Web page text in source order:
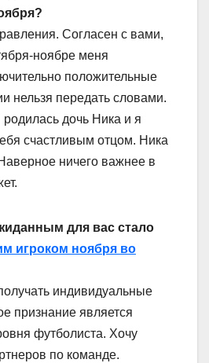
Согласен с вами,
ноябре меня
положительные
нельзя передать словами.
дочь Ника и я
счастливым отцом. Ника
ничего важнее в
для вас стало
игроком ноября во
индивидуальные
признание является
футболиста. Хочу
по команде.